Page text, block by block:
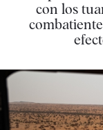
con los